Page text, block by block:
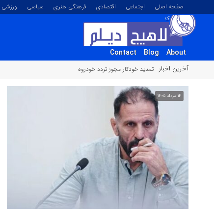
صفحه اصلی اجتماعی اقتصادی فرهنگی هنری سیاسی ورزشی
تصویری
About
Blog
Contact
آخرین اخبار تمدید خودکار مجوز تردد خودروهای پلاک منطقه آزاد انزلی تا پای
۱۴ مرداد ۱۴۰۵